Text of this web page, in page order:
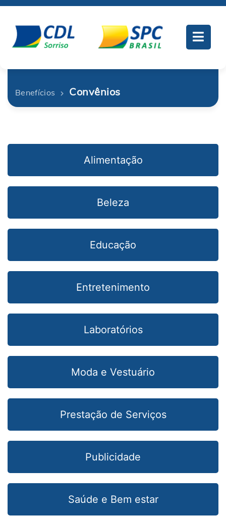
Benefícios Convênios
Alimentação
Beleza
Educação
Entretenimento
Laboratórios
Moda e Vestuário
Prestação de Serviços
Publicidade
Saúde e Bem estar